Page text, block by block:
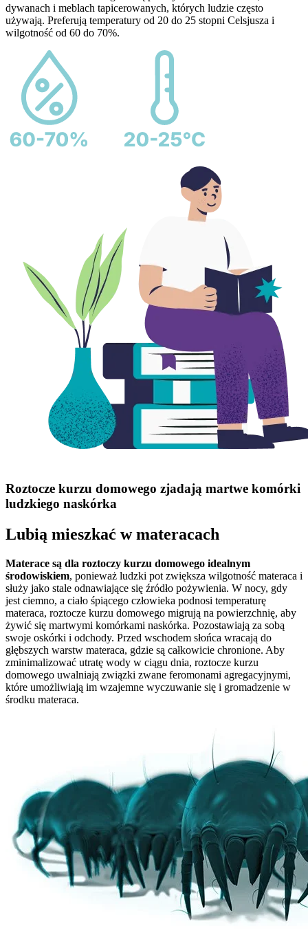
dywanach i meblach tapicerowanych, których ludzie często
używają. Preferują temperatury od 20 do 25 stopni Celsjusza i
wilgotność od 60 do 70%.
Roztocze kurzu domowego zjadają martwe komórki
ludzkiego naskórka
Lubią mieszkać w materacach
Materace są dla roztoczy kurzu domowego idealnym
środowiskiem, ponieważ ludzki pot zwiększa wilgotność materaca i
służy jako stale odnawiające się źródło pożywienia. W nocy, gdy
jest ciemno, a ciało śpiącego człowieka podnosi temperaturę
materaca, roztocze kurzu domowego migrują na powierzchnię, aby
żywić się martwymi komórkami naskórka. Pozostawiają za sobą
swoje oskórki i odchody. Przed wschodem słońca wracają do
głębszych warstw materaca, gdzie są całkowicie chronione. Aby
zminimalizować utratę wody w ciągu dnia, roztocze kurzu
domowego uwalniają związki zwane feromonami agregacyjnymi,
które umożliwiają im wzajemne wyczuwanie się i gromadzenie w
środku materaca.